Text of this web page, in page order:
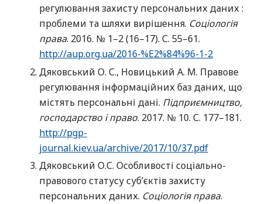
регулювання захисту персональних даних :
проблеми та шляхи вирішення. Соціологія
права. 2016. № 1–2 (16–17). С. 55–61.
http://aup.org.ua/2016-%E2%84%96-1-2
Дяковський О. С., Новицький А. М. Правове
регулювання інформаційних баз даних, що
містять персональні дані. Підприємництво,
господарство і право. 2017. № 10. С. 177–181.
http://pgp-
journal.kiev.ua/archive/2017/10/37.pdf
Дяковський О.С. Особливості соціально-
правового статусу суб’єктів захисту
персональних даних. Соціологія права.